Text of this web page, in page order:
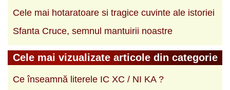
Cele mai hotaratoare si tragice cuvinte ale istoriei
Sfanta Cruce, semnul mantuirii noastre
Cele mai vizualizate articole din categorie
Ce înseamnă literele IC XC / NI KA ?